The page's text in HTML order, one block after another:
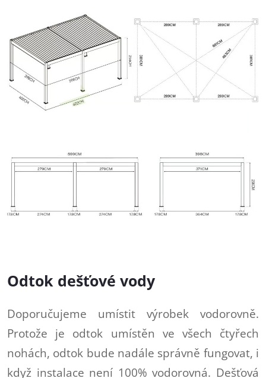
Odtok dešťové vody
Doporučujeme umístit výrobek vodorovně.
Protože je odtok umístěn ve všech čtyřech
nohách, odtok bude nadále správně fungovat, i
když instalace není 100% vodorovná. Dešťová